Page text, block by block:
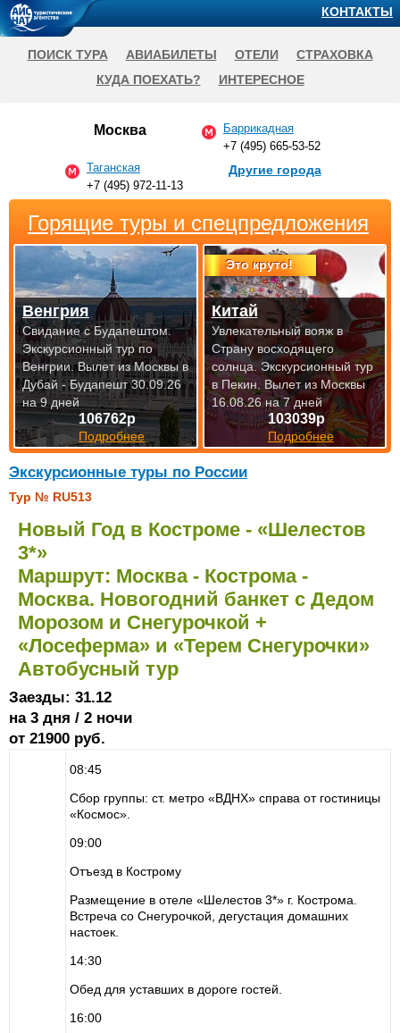
Экскурсионные туры по России
Тур № RU513
Новый Год в Костроме - «Шелестов
3*»
Маршрут: Москва - Кострома -
Москва. Новогодний банкет с Дедом
Морозом и Снегурочкой +
«Лосеферма» и «Терем Снегурочки»
Автобусный тур
Заезды: 31.12
на 3 дня / 2 ночи
от 21900 руб.
08:45
Сбор группы: ст. метро «ВДНХ» справа от гостиницы
«Космос».
09:00
Отъезд в Кострому
Размещение в отеле «Шелестов 3*» г. Кострома.
Встреча со Снегурочкой, дегустация домашних
настоек.
14:30
Обед для уставших в дороге гостей.
16:00
Горящие туры и спецпредложения
106762р
Подробнее
Венгрия
Свидание с Будапештом.
Экскурсионный тур по
Венгрии.Вылет из Москвы в
Дубай - Будапешт 30.09.26
на 9 дней
Это круто!
103039р
Подробнее
Китай
Увлекательный вояж в
Страну восходящего
солнца. Экскурсионный тур
в Пекин. Вылет из Москвы
16.08.26 на 7 дней
Москва
Баррикадная
+7 (495) 665-53-52
Таганская
+7 (495) 972-11-13
Другие города
КОНТАКТЫ
ПОИСК ТУРА АВИАБИЛЕТЫ ОТЕЛИ
СТРАХОВКА
КУДА ПОЕХАТЬ?
ИНТЕРЕСНОЕ